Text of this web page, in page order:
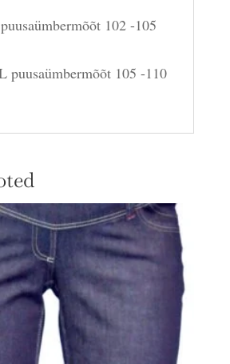
102 -105
puusaümbermõõt 105 -110